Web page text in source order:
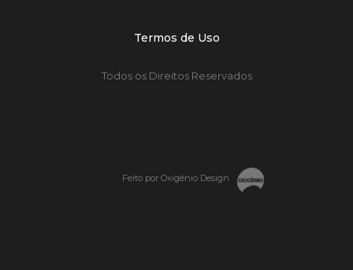
Termos de Uso
Todos os Direitos Reservados
Feito por Oxigênio Design